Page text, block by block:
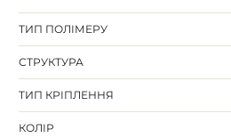
ТИП ПОЛІМЕРУ
СТРУКТУРА
ТИП КРІПЛЕННЯ
КОЛІР